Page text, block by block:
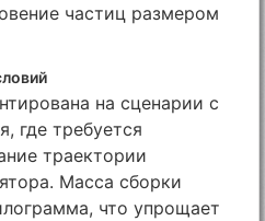
частиц размером
на сценарии с
где требуется
траектории
Масса сборки
что упрощает